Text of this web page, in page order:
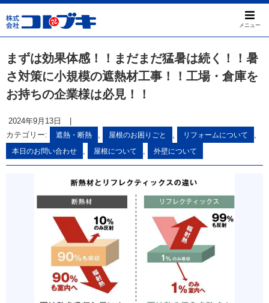
メニュー
まずは効果体感！！まだまだ猛暑は続く！！暑
さ対策に小規模の遮熱材工事！！工場・倉庫を
お持ちの企業様は必見！！
2024年9月13日
カテゴリー:
遮熱・断熱 , 屋根のお困りごと , リフォームについて ,
本日のお問い合わせ , 屋根について , 外壁について